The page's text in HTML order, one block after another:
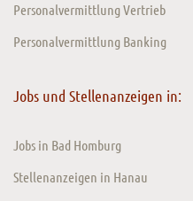
Personalvermittlung Vertrieb
Personalvermittlung Banking
Jobs und Stellenanzeigen in:
Jobs in Bad Homburg
Stellenanzeigen in Hanau